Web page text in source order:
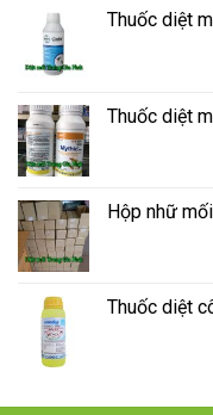
Thuốc diệt
Thuốc diệt
Hộp nhữ mối
Thuốc diệt